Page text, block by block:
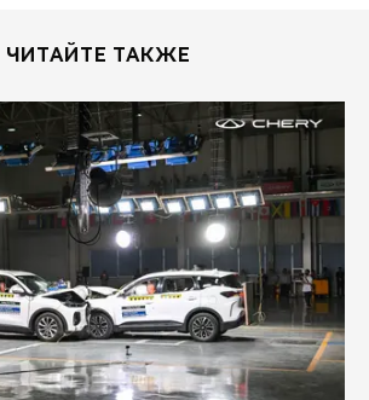
ЧИТАЙТЕ ТАКЖЕ